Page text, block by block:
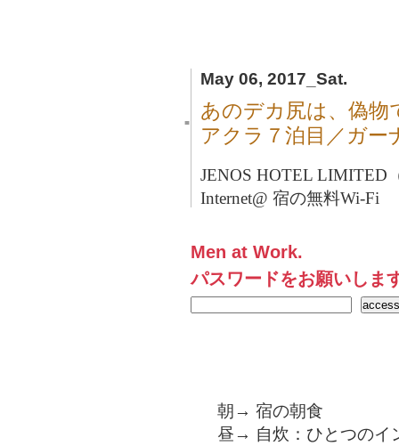
May 06, 2017_Sat.
■
あのデカ尻は、偽物
アクラ７泊目／ガー
JENOS HOTEL LIMITED
Internet@ 宿の無料Wi-Fi
Men at Work.
パスワードをお願いしま
朝→ 宿の朝食
昼→ 自炊：ひとつのイ